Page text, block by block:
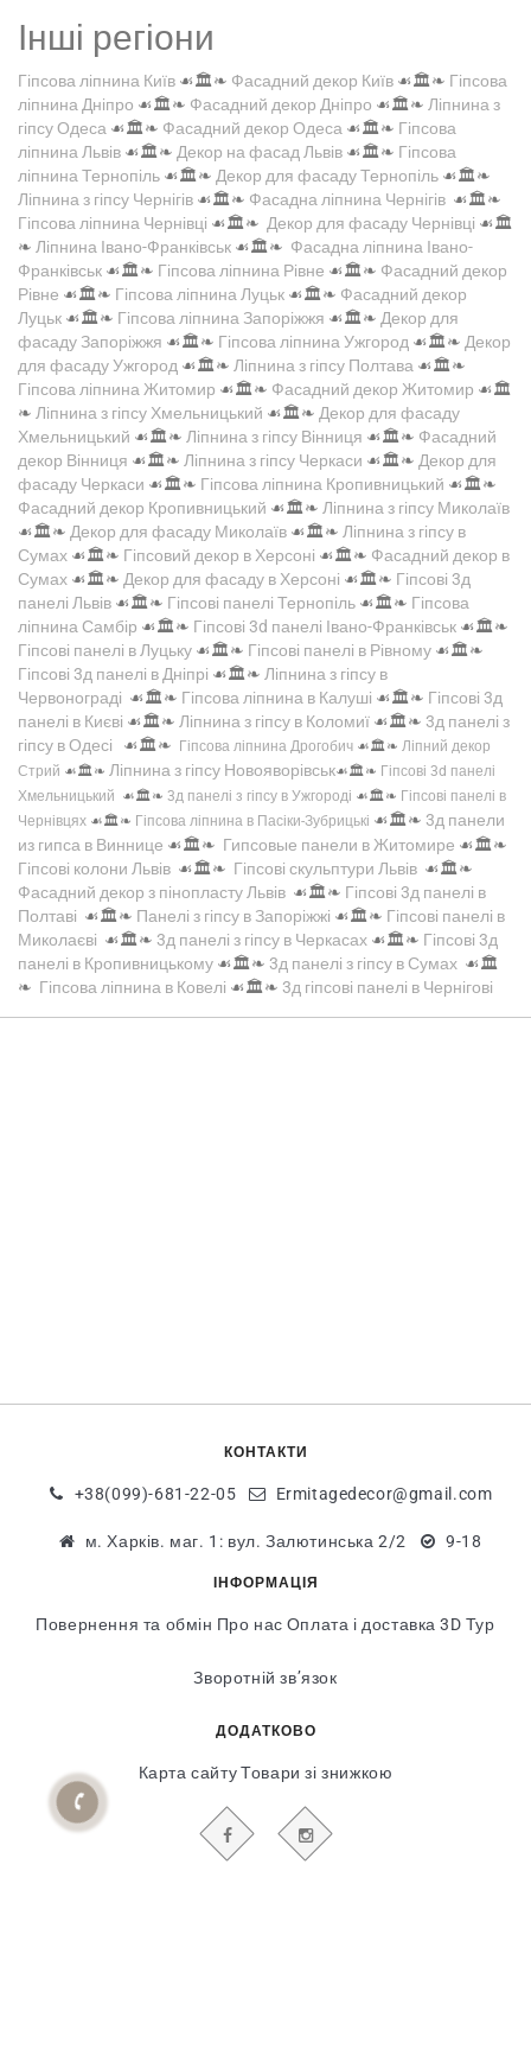
Інші регіони
Гіпсова ліпнина Київ ☙🏛️❧ Фасадний декор Київ ☙🏛️❧ Гіпсова
ліпнина Дніпро ☙🏛️❧ Фасадний декор Дніпро ☙🏛️❧ Ліпнина з
гіпсу Одеса ☙🏛️❧ Фасадний декор Одеса ☙🏛️❧ Гіпсова
ліпнина Львів ☙🏛️❧ Декор на фасад Львів ☙🏛️❧ Гіпсова
ліпнина Тернопіль ☙🏛️❧ Декор для фасаду Тернопіль ☙🏛️❧
Ліпнина з гіпсу Чернігів ☙🏛️❧ Фасадна ліпнина Чернігів ☙🏛️❧
Гіпсова ліпнина Чернівці ☙🏛️❧ Декор для фасаду Чернівці ☙🏛️
❧ Ліпнина Івано-Франківськ ☙🏛️❧ Фасадна ліпнина Івано-
Франківськ ☙🏛️❧ Гіпсова ліпнина Рівне ☙🏛️❧ Фасадний декор
Рівне ☙🏛️❧ Гіпсова ліпнина Луцьк ☙🏛️❧ Фасадний декор
Луцьк ☙🏛️❧ Гіпсова ліпнина Запоріжжя ☙🏛️❧ Декор для
фасаду Запоріжжя ☙🏛️❧ Гіпсова ліпнина Ужгород ☙🏛️❧ Декор
для фасаду Ужгород ☙🏛️❧ Ліпнина з гіпсу Полтава ☙🏛️❧
Гіпсова ліпнина Житомир ☙🏛️❧ Фасадний декор Житомир ☙🏛️
❧ Ліпнина з гіпсу Хмельницький ☙🏛️❧ Декор для фасаду
Хмельницький ☙🏛️❧ Ліпнина з гіпсу Вінниця ☙🏛️❧ Фасадний
декор Вінниця ☙🏛️❧ Ліпнина з гіпсу Черкаси ☙🏛️❧ Декор для
фасаду Черкаси ☙🏛️❧ Гіпсова ліпнина Кропивницький ☙🏛️❧
Фасадний декор Кропивницький ☙🏛️❧ Ліпнина з гіпсу Миколаїв
☙🏛️❧ Декор для фасаду Миколаїв ☙🏛️❧ Ліпнина з гіпсу в
Сумах ☙🏛️❧ Гіпсовий декор в Херсоні ☙🏛️❧ Фасадний декор в
Сумах ☙🏛️❧ Декор для фасаду в Херсоні ☙🏛️❧ Гіпсові 3д
панелі Львів ☙🏛️❧ Гіпсові панелі Тернопіль ☙🏛️❧ Гіпсова
ліпнина Самбір ☙🏛️❧ Гіпсові 3d панелі Івано-Франківськ ☙🏛️❧
Гіпсові панелі в Луцьку ☙🏛️❧ Гіпсові панелі в Рівному ☙🏛️❧
Гіпсові 3д панелі в Дніпрі ☙🏛️❧ Ліпнина з гіпсу в
Червонограді ☙🏛️❧ Гіпсова ліпнина в Калуші ☙🏛️❧ Гіпсові 3д
панелі в Києві ☙🏛️❧ Ліпнина з гіпсу в Коломиї ☙🏛️❧ 3д панелі з
гіпсу в Одесі ☙🏛️❧ Гіпсова ліпнина Дрогобич ☙🏛️❧ Ліпний декор
Стрий ☙🏛️❧ Ліпнина з гіпсу Новояворівськ☙🏛️❧ Гіпсові 3d панелі
Хмельницький ☙🏛️❧ 3д панелі з гіпсу в Ужгороді ☙🏛️❧ Гіпсові панелі в
Чернівцях ☙🏛️❧ Гіпсова ліпнина в Пасіки-Зубрицькі ☙🏛️❧ 3д панели
из гипса в Виннице ☙🏛️❧ Гипсовые панели в Житомире ☙🏛️❧
Гіпсові колони Львів ☙🏛️❧ Гіпсові скульптури Львів ☙🏛️❧
Фасадний декор з пінопласту Львів ☙🏛️❧ Гіпсові 3д панелі в
Полтаві ☙🏛️❧ Панелі з гіпсу в Запоріжжі ☙🏛️❧ Гіпсові панелі в
Миколаєві ☙🏛️❧ 3д панелі з гіпсу в Черкасах ☙🏛️❧ Гіпсові 3д
панелі в Кропивницькому ☙🏛️❧ 3д панелі з гіпсу в Сумах ☙🏛️
❧ Гіпсова ліпнина в Ковелі ☙🏛️❧ 3д гіпсові панелі в Чернігові
КОНТАКТИ
+38(099)-681-22-05 Ermitagedecor@gmail.com
м. Харків. маг. 1: вул. Залютинська 2/2 9-18
ІНФОРМАЦІЯ
Повернення та обмін Про нас Оплата і доставка 3D Тур
Зворотній зв’язок
ДОДАТКОВО
Карта сайту Товари зі знижкою